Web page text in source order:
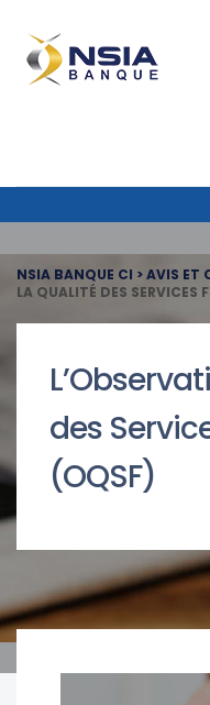
NSIA BANQUE CI >AVIS ET
LA QUALITÉ DES SERVICES
des
(OQSF)